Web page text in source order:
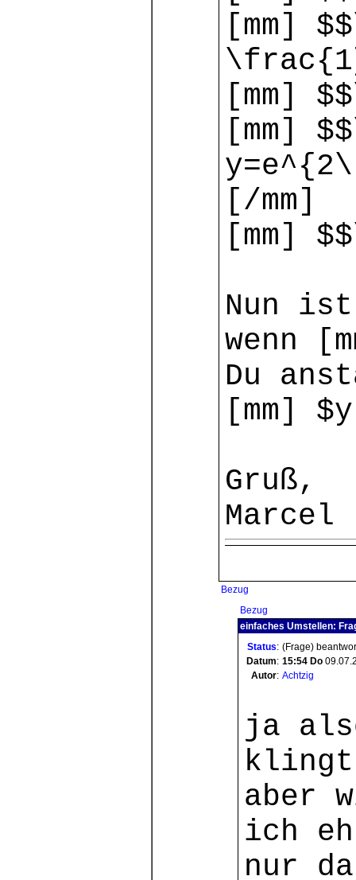
[mm]
[mm]
[mm]
[/mm]
[mm]
Nun
wenn
Du
[mm]
Gruß,
Marcel
Bezug
Bezug
einfaches Umstellen:
Status: (Frage)
Datum: 15:54 Do
Autor: Achtzig
ja
aber
ich
nur